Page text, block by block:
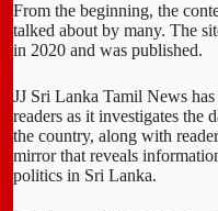
From the beginning, the
talked about by many. The
in 2020 and was published.
JJ Sri Lanka Tamil News
readers as it investigates the
the country, along with
mirror that reveals
politics in Sri Lanka.